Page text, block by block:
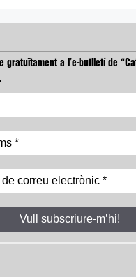
gratuïtament a l’e-butlletí de